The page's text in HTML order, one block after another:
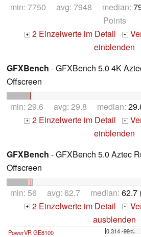
min: 7750 avg: 7948 median:
Points
+ 2 Einzelwerte im Detail +
einblenden
GFXBench - GFXBench 5.0 4K
Offscreen
min: 29.6 avg: 29.8 median:
+ 2 Einzelwerte im Detail +
einblenden
GFXBench - GFXBench 5.0 Aztec
Offscreen
min: 56 avg: 62.7 median: 62.7
+ 2 Einzelwerte im Detail -
ausblenden
PowerVR GE8100 0.314 -99%